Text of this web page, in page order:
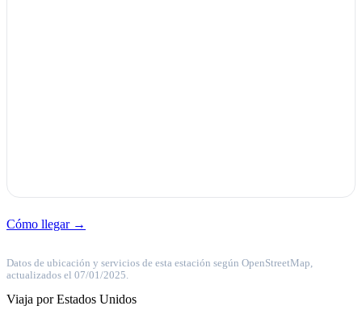
Cómo llegar →
Datos de ubicación y servicios de esta estación según OpenStreetMap,
actualizados el 07/01/2025.
Viaja por Estados Unidos